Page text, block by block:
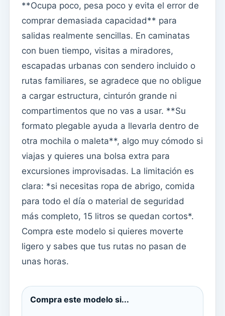
**Ocupa poco, pesa poco y evita el error de
comprar demasiada capacidad** para
salidas realmente sencillas. En caminatas
con buen tiempo, visitas a miradores,
escapadas urbanas con sendero incluido o
rutas familiares, se agradece que no obligue
a cargar estructura, cinturón grande ni
compartimentos que no vas a usar. **Su
formato plegable ayuda a llevarla dentro de
otra mochila o maleta**, algo muy cómodo si
viajas y quieres una bolsa extra para
excursiones improvisadas. La limitación es
clara: *si necesitas ropa de abrigo, comida
para todo el día o material de seguridad
más completo, 15 litros se quedan cortos*.
Compra este modelo si quieres moverte
ligero y sabes que tus rutas no pasan de
unas horas.
Compra este modelo si...